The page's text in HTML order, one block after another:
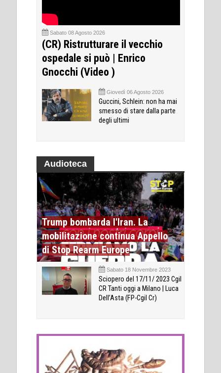
Sabato 08 Agosto 2026
(CR) Ristrutturare il vecchio
ospedale si può | Enrico
Gnocchi (Video )
Giovedì 06 Agosto 2026
Guccini, Schlein: non ha mai
smesso di stare dalla parte
degli ultimi
Audioteca
Trump bombarda l'Iran. La
mobilitazione continua Appello
di Stop Rearm Europe
Sabato 18 Novembre 2023
Sciopero del 17/11/ 2023 Cgil
CR Tanti oggi a Milano | Luca
Dell’Asta (FP-Cgil Cr)